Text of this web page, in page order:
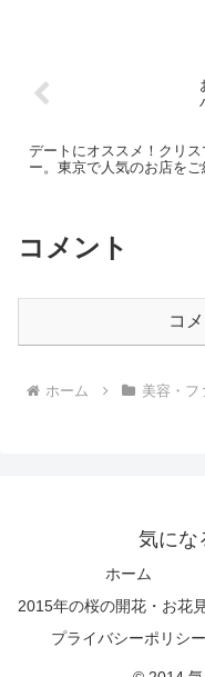
デートにオススメ！クリス
ー。東京で人気のお店をご
コメント
コ
ホーム 美容・フ
気にな
ホーム
2015年の桜の開花・お花
プライバシーポリシー